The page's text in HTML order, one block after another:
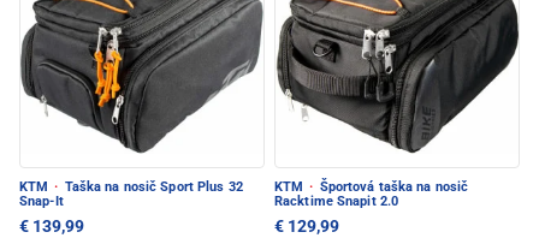
KTM · Taška na nosič Sport Plus 32
Snap-It
€ 139,99
KTM · Športová taška na nosič
Racktime Snapit 2.0
€ 129,99